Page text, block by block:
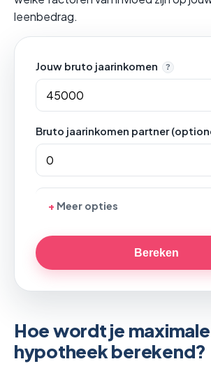
leenbedrag.
Jouw bruto jaarinkomen ?
Bruto jaarinkomen partner
Meer opties
Bereken
Hoe wordt je maximale
hypotheek berekend?